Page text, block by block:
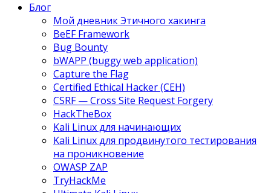
Блог
Мой дневник Этичного хакинга
BeEF Framework
Bug Bounty
bWAPP (buggy web application)
Capture the Flag
Certified Ethical Hacker (CEH)
CSRF — Cross Site Request Forgery
HackTheBox
Kali Linux для начинающих
Kali Linux для продвинутого тестирования
на проникновение
OWASP ZAP
TryHackMe